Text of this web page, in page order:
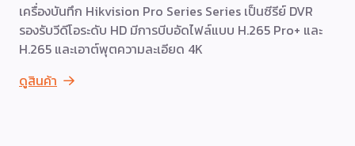
เครื่องบันทึก Hikvision Pro Series Series เป็นซีรีย์ DVR
รองรับวีดีโอระดับ HD มีการบีบอัดไฟล์แบบ H.265 Pro+ และ
H.265 และเอาต์พุตความละเอียด 4K
ดูสินค้า